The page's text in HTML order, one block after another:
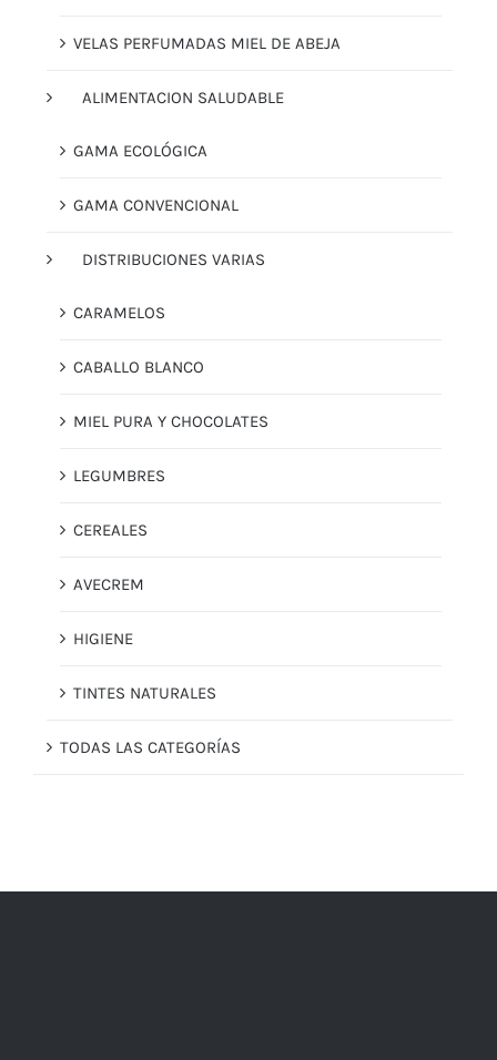
VELAS PERFUMADAS MIEL DE ABEJA
ALIMENTACION SALUDABLE
GAMA ECOLÓGICA
GAMA CONVENCIONAL
DISTRIBUCIONES VARIAS
CARAMELOS
CABALLO BLANCO
MIEL PURA Y CHOCOLATES
LEGUMBRES
CEREALES
AVECREM
HIGIENE
TINTES NATURALES
TODAS LAS CATEGORÍAS